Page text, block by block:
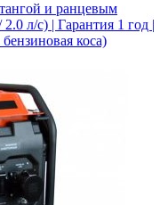
и ранцевым
л/с) | Гарантия 1 год |
коса)